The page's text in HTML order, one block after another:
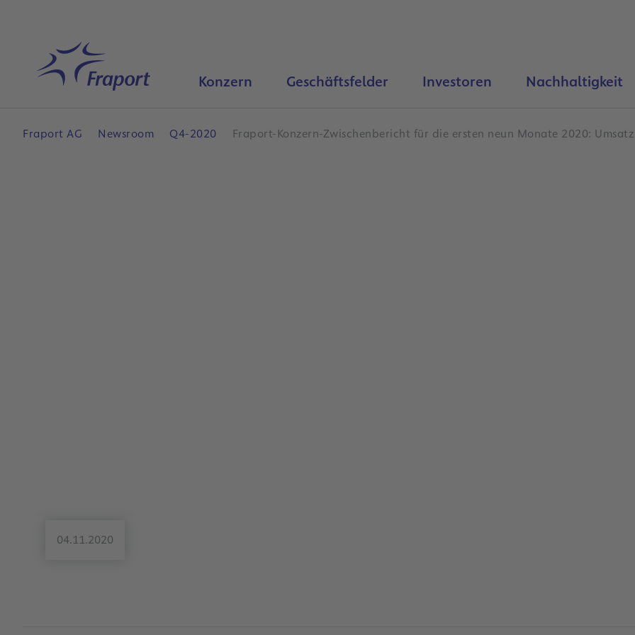
Startseite Konzern Geschäftsfelder Investoren Nachhaltigkeit
Fraport AG Newsroom Q4-2020 Fraport-Konzern-Zwischenbericht für die ersten neun Monate 2020:
04.11.2020